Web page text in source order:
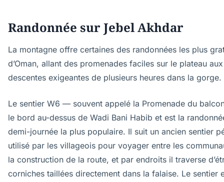
Randonnée sur Jebel Akhdar
La montagne offre certaines des randonnées les plus
d’Oman, allant des promenades faciles sur le plateau aux
descentes exigeantes de plusieurs heures dans la gorge.
Le sentier W6 — souvent appelé la Promenade du
le bord au-dessus de Wadi Bani Habib et est la
demi-journée la plus populaire. Il suit un ancien sentier
utilisé par les villageois pour voyager entre les
la construction de la route, et par endroits il traverse
corniches taillées directement dans la falaise. Le sentier